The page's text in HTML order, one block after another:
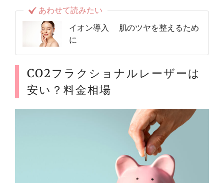
あわせて読みたい
イオン導入 肌のツヤを整えるため
に
CO2フラクショナルレーザーは
安い？料金相場